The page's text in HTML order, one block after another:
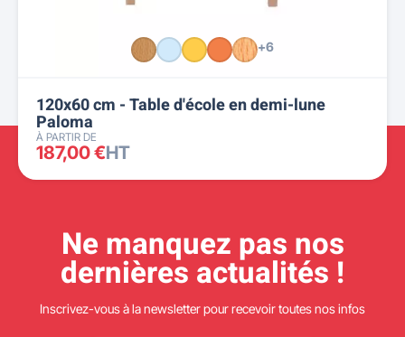
+6
120x60 cm - Table d'école en demi-lune
Paloma
À PARTIR DE
187,00 €HT
Ne manquez pas nos
dernières actualités !
Inscrivez-vous à la newsletter pour recevoir toutes nos infos